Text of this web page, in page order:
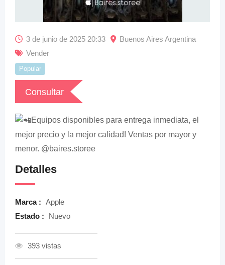
3 de junio de 2025 20:33
Buenos Aires Argentina
Vender
Popular
Consultar
Equipos disponibles para entrega inmediata, el
mejor precio y la mejor calidad! Ventas por mayor y
menor. @baires.storee
Detalles
Marca : Apple
Estado :
Nuevo
393 vistas